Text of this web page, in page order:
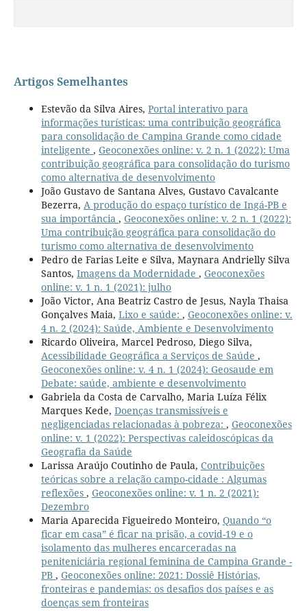
Artigos Semelhantes
Estevão da Silva Aires, Portal interativo para
informações turísticas: uma contribuição geográfica
para consolidação de Campina Grande como cidade
inteligente , Geoconexões online: v. 2 n. 1 (2022): Uma
contribuição geográfica para consolidação do turismo
como alternativa de desenvolvimento
João Gustavo de Santana Alves, Gustavo Cavalcante
Bezerra, A produção do espaço turístico de Ingá-PB e
sua importância , Geoconexões online: v. 2 n. 1 (2022):
Uma contribuição geográfica para consolidação do
turismo como alternativa de desenvolvimento
Pedro de Farias Leite e Silva, Maynara Andrielly Silva
Santos, Imagens da Modernidade , Geoconexões
online: v. 1 n. 1 (2021): julho
João Victor, Ana Beatriz Castro de Jesus, Nayla Thaisa
Gonçalves Maia, Lixo e saúde: , Geoconexões online: v.
4 n. 2 (2024): Saúde, Ambiente e Desenvolvimento
Ricardo Oliveira, Marcel Pedroso, Diego Silva,
Acessibilidade Geográfica a Serviços de Saúde ,
Geoconexões online: v. 4 n. 1 (2024): Geosaude em
Debate: saúde, ambiente e desenvolvimento
Gabriela da Costa de Carvalho, Maria Luíza Félix
Marques Kede, Doenças transmissíveis e
negligenciadas relacionadas à pobreza: , Geoconexões
online: v. 1 (2022): Perspectivas caleidoscópicas da
Geografia da Saúde
Larissa Araújo Coutinho de Paula, Contribuições
teóricas sobre a relação campo-cidade : Algumas
reflexões , Geoconexões online: v. 1 n. 2 (2021):
Dezembro
Maria Aparecida Figueiredo Monteiro, Quando “o
ficar em casa” é ficar na prisão, a covid-19 e o
isolamento das mulheres encarceradas na
peniteniciária regional feminina de Campina Grande -
PB , Geoconexões online: 2021: Dossiê Histórias,
fronteiras e pandemias: os desafios dos países e as
doenças sem fronteiras